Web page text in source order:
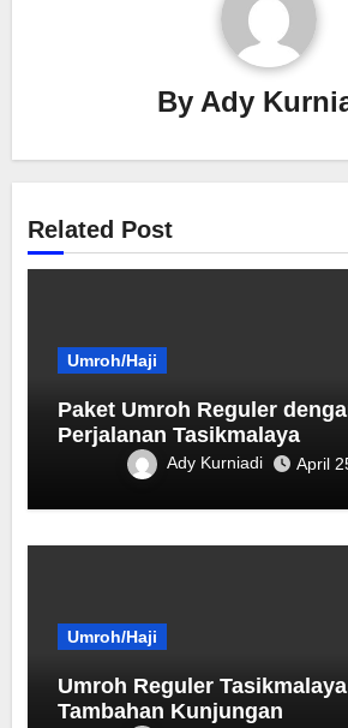
By Ady
Related Post
Umroh/Haji
Paket Umroh Reguler
Perjalanan Tasikmalaya
Ady Kurniadi April
Umroh/Haji
Umroh Reguler
Tambahan Kunjungan